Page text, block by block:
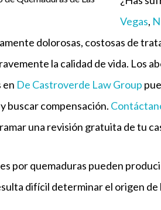
Vegas,
dolorosas, costosas de
la calidad de vida. Los
en De Castroverde Law Group
buscar compensación.
una revisión gratuita de tu
por quemaduras pueden
difícil determinar el origen de